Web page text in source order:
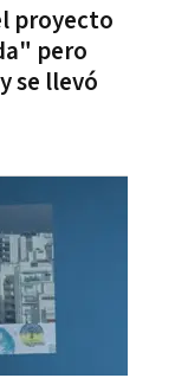
proyecto
pero
se llevó